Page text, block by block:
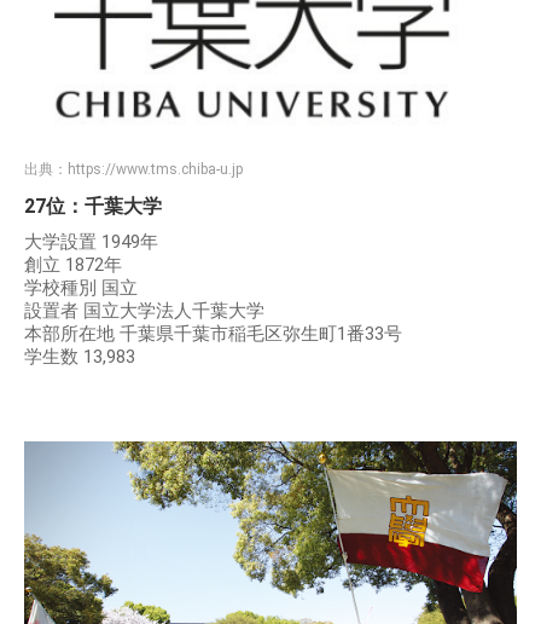
出典： https://www.tms.chiba-u.jp
27位：千葉大学
大学設置 1949年
創立 1872年
学校種別 国立
設置者 国立大学法人千葉大学
本部所在地 千葉県千葉市稲毛区弥生町1番33号
学生数 13,983